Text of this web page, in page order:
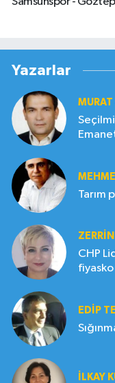
Yazarlar
MURAT
Tarım
CHP
fiyasko
EDIP
İLKAY